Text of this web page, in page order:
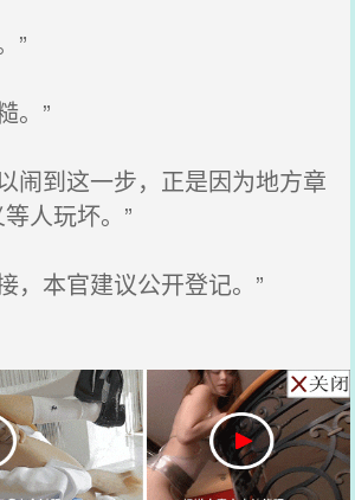
”
。”
闹到这一步，正是因为地方章
人玩坏。”
，本官建议公开登记。”